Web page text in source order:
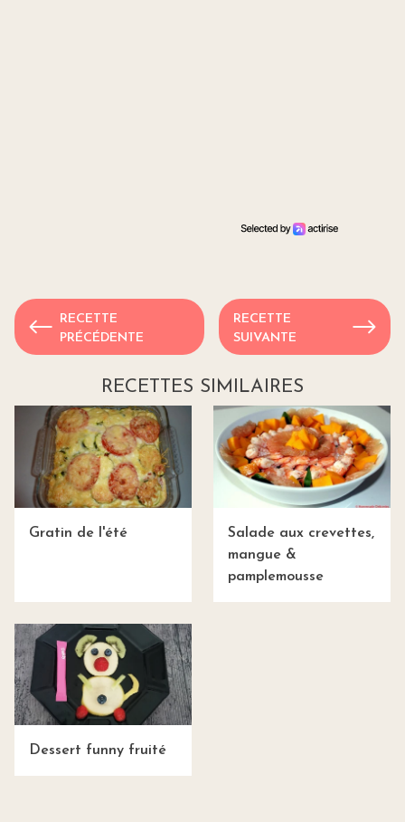
RECETTE
PRÉCÉDENTE
RECETTE
SUIVANTE
RECETTES SIMILAIRES
Gratin de l'été
Salade aux crevettes,
mangue &
pamplemousse
Dessert funny fruité